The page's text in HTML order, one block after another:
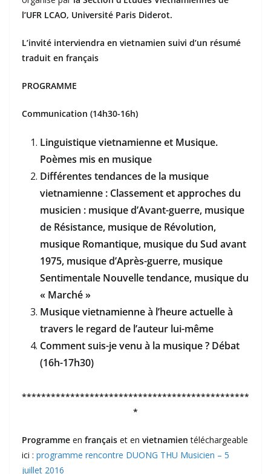
l’UFR LCAO, Université Paris Diderot.
L’invité interviendra en vietnamien suivi d’un résumé
traduit en français
PROGRAMME
Communication (14h30-16h)
Linguistique vietnamienne et Musique.
Poèmes mis en musique
Différentes tendances de la musique
vietnamienne : Classement et approches du
musicien : musique d’Avant-guerre, musique
de Résistance, musique de Révolution,
musique Romantique, musique du Sud avant
1975, musique d’Après-guerre, musique
Sentimentale Nouvelle tendance, musique du
« Marché »
Musique vietnamienne à l’heure actuelle à
travers le regard de l’auteur lui-même
Comment suis-je venu à la musique ? Débat
(16h-17h30)
***********************************************
*
Programme en français et en vietnamien téléchargeable
ici : programme rencontre DUONG THU Musicien – 5
juillet 2016